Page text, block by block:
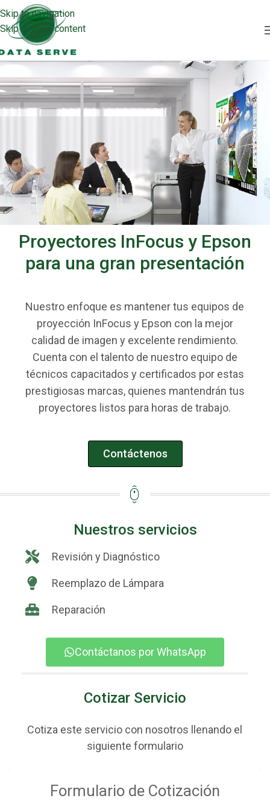
Skip to navigation
Skip to main content
Proyectores InFocus y Epson
para una gran presentación
Nuestro enfoque es mantener tus equipos de
proyección InFocus y Epson con la mejor
calidad de imagen y excelente rendimiento.
Cuenta con el talento de nuestro equipo de
técnicos capacitados y certificados por estas
prestigiosas marcas, quienes mantendrán tus
proyectores listos para horas de trabajo.
Contáctenos
Cotizar Servicio
Cotiza este servicio con nosotros llenando el
siguiente formulario
Formulario de Cotización
Nuestros servicios
Revisión y Diagnóstico
Reemplazo de Lámpara
Reparación
Contáctanos por WhatsApp